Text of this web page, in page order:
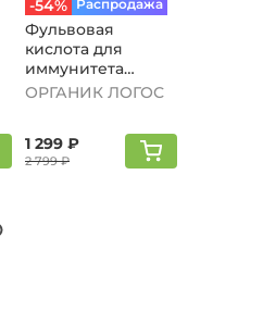
-54% Распродажа
Фульвовая
кислота для
иммунитета
"Фульват"
ОРГАНИК ЛОГОС
1 299 ₽
2 799 ₽